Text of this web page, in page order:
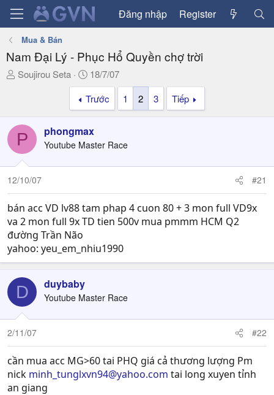
Đăng nhập Register
Mua & Bán
Nam Đại Lý - Phục Hổ Quyền chợ trời
T
a
d
s
t
a
t
e
Soujirou Seta
N
g
à
y
ử
i
18/7/07
Trước
1 2 3 Tiếp
P phongmax
Youtube Master Race
12/10/07 #21
bán acc VD lv88 tam phap 4 cuon 80 + 3 mon full VD9x
va 2 mon full 9x TD tien 500v mua pmmm HCM Q2
đường Trần Não
yahoo: yeu_em_nhiu1990
D duybaby
Youtube Master Race
2/11/07 #22
cần mua acc MG>60 tai PHQ giá cả thương lượng Pm
nick minh_tunglxvn94@yahoo.com tai long xuyen tỉnh
an giang